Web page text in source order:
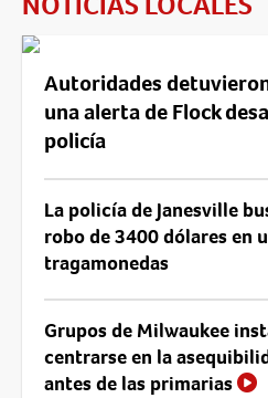
Autoridades
una alerta de Flock
policía
La policía de Janesville
robo de 3400 dólares en
tragamonedas
Grupos de Milwaukee
centrarse en la
antes de las primarias